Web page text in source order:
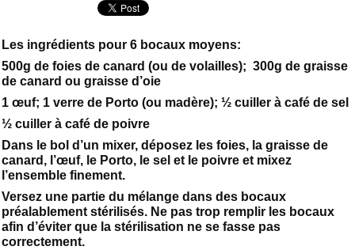
Les ingrédients pour 6 bocaux moyens:
500g de foies de canard (ou de volailles); 300g de graisse
de canard ou graisse d’oie
1 œuf; 1 verre de Porto (ou madère); ½ cuiller à café de sel
½ cuiller à café de poivre
Dans le bol d’un mixer, déposez les foies, la graisse de
canard, l’œuf, le Porto, le sel et le poivre et mixez
l’ensemble finement.
Versez une partie du mélange dans des bocaux
préalablement stérilisés. Ne pas trop remplir les bocaux
afin d’éviter que la stérilisation ne se fasse pas
correctement.